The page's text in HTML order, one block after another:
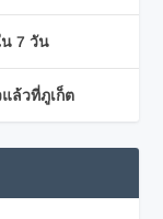
น 7 วัน
ล้วที่ภูเก็ต